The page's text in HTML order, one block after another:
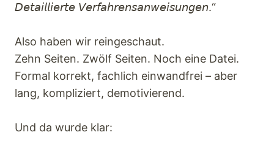
𝘋𝘦𝘵𝘢𝘪𝘭𝘭𝘪𝘦𝘳𝘵𝘦 𝘝𝘦𝘳𝘧𝘢𝘩𝘳𝘦𝘯𝘴𝘢𝘯𝘸𝘦𝘪𝘴𝘶𝘯𝘨𝘦𝘯.“
Also haben wir reingeschaut.
Zehn Seiten. Zwölf Seiten. Noch eine Datei.
Formal korrekt, fachlich einwandfrei – aber
lang, kompliziert, demotivierend.
Und da wurde klar: